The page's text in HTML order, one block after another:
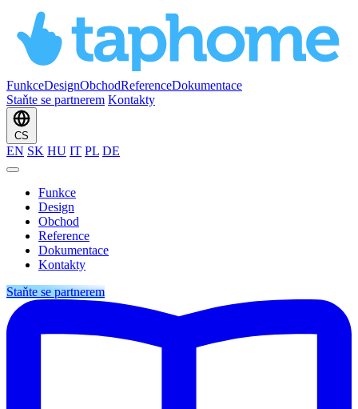
FunkceDesignObchodReferenceDokumentace
Staňte se partnerem Kontakty
CS
EN SK HU IT PL DE
Funkce
Design
Obchod
Reference
Dokumentace
Kontakty
Staňte se partnerem